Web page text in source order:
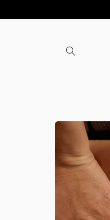
content
Ga direct naar